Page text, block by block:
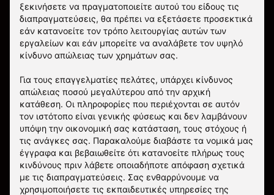
ξεκινήσετε να πραγματοποιείτε αυτού του είδους τις
διαπραγματεύσεις, θα πρέπει να εξετάσετε προσεκτικά
εάν κατανοείτε τον τρόπο λειτουργίας αυτών των
εργαλείων και εάν μπορείτε να αναλάβετε τον υψηλό
κίνδυνο απώλειας των χρημάτων σας.
Για τους επαγγελματίες πελάτες, υπάρχει κίνδυνος
απώλειας ποσού μεγαλύτερου από την αρχική
κατάθεση. Οι πληροφορίες που περιέχονται σε αυτόν
τον ιστότοπο είναι γενικής φύσεως και δεν λαμβάνουν
υπόψη την οικονομική σας κατάσταση, τους στόχους ή
τις ανάγκες σας. Παρακαλούμε διαβάστε τα νομικά μας
έγγραφα και βεβαιωθείτε ότι κατανοείτε πλήρως τους
κινδύνους πριν λάβετε οποιαδήποτε απόφαση σχετικά
με τις διαπραγματεύσεις. Σας ενθαρρύνουμε να
χρησιμοποιήσετε τις εκπαιδευτικές υπηρεσίες της